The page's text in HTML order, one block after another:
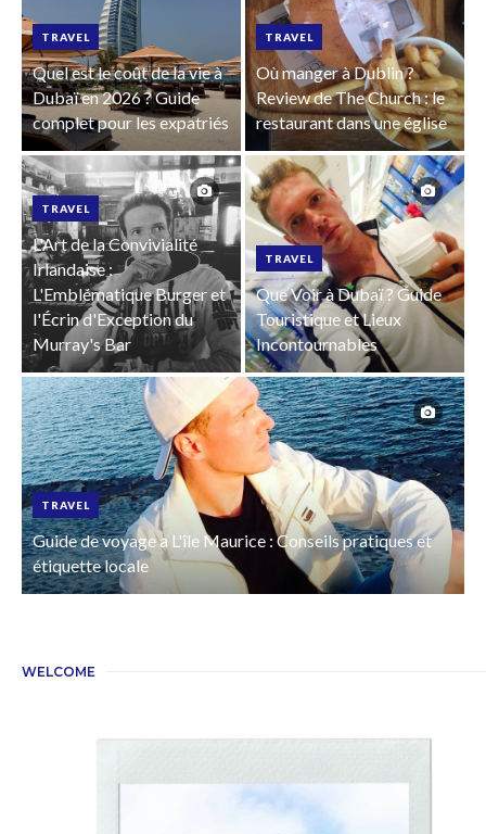
TRAVEL
Quel est le coût de la vie à
Dubaï en 2026 ? Guide
complet pour les expatriés
TRAVEL
Où manger à Dublin ?
Review de The Church : le
restaurant dans une église
TRAVEL
L'Art de la Convivialité
Irlandaise :
L'Emblématique Burger et
l'Écrin d'Exception du
Murray's Bar
TRAVEL
Que Voir à Dubaï ? Guide
Touristique et Lieux
Incontournables
TRAVEL
Guide de voyage a L'île Maurice : Conseils pratiques et
étiquette locale
WELCOME